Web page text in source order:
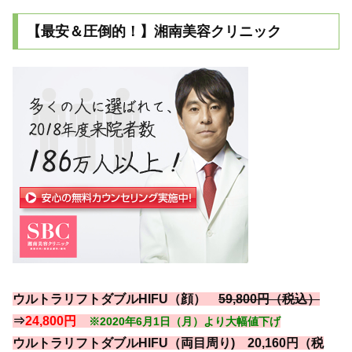
【最安＆圧倒的！】湘南美容クリニック
ウルトラリフトダブルHIFU（顔） 59,800円（税込）
⇒24,800円 ※2020年6月1日（月）より大幅値下げ
ウルトラリフトダブルHIFU（両目周り) 20,160円（税